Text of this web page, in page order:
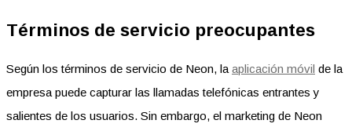
Términos de servicio preocupantes
Según los términos de servicio de Neon, la aplicación móvil de la
empresa puede capturar las llamadas telefónicas entrantes y
salientes de los usuarios. Sin embargo, el marketing de Neon